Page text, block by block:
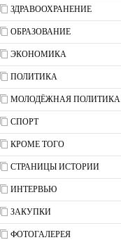
ЗДРАВООХРАНЕНИЕ
ОБРАЗОВАНИЕ
ЭКОНОМИКА
ПОЛИТИКА
МОЛОДЁЖНАЯ ПОЛИТИКА
СПОРТ
КРОМЕ ТОГО
СТРАНИЦЫ ИСТОРИИ
ИНТЕРВЬЮ
ЗАКУПКИ
ФОТОГАЛЕРЕЯ